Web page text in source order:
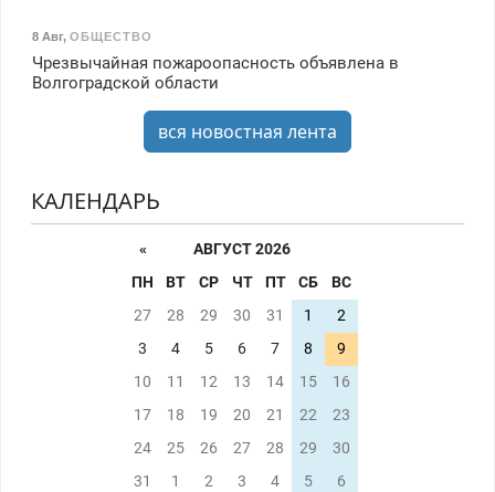
8 Авг, ОБЩЕСТВО
Чрезвычайная пожароопасность объявлена в
Волгоградской области
вся новостная лента
КАЛЕНДАРЬ
«
АВГУСТ 2026
ПН
ВТ СР ЧТ ПТ СБ
ВС
27
28 29 30 31 1
2
3
4 5 6 7 8
9
10
11 12 13 14 15
16
17
18 19 20 21 22
23
24
25 26 27 28 29
30
31
1 2 3 4 5 6